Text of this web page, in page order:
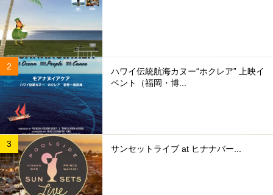
ハワイ伝統航海カヌー“ホクレア” 上映イ
ベント（福岡・博...
サンセットライブ at ヒナナバー...